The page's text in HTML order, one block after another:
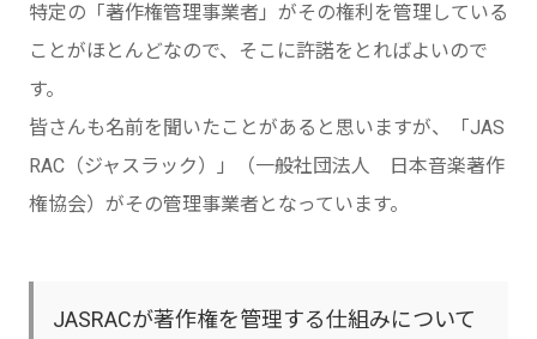
特定の「著作権管理事業者」がその権利を管理している
ことがほとんどなので、そこに許諾をとればよいので
す。
皆さんも名前を聞いたことがあると思いますが、「JAS
RAC（ジャスラック）」（一般社団法人 日本音楽著作
権協会）がその管理事業者となっています。
JASRACが著作権を管理する仕組みについて